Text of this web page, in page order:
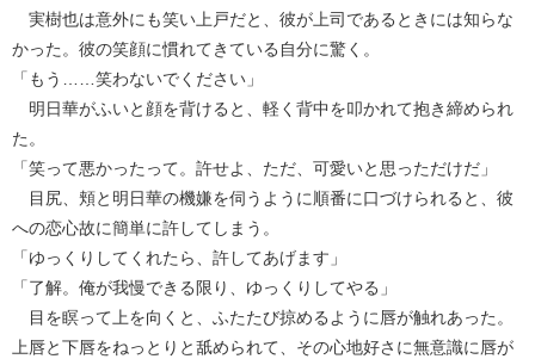
実樹也は意外にも笑い上戸だと、彼が上司であるときには知らな
かった。彼の笑顔に慣れてきている自分に驚く。
「もう……笑わないでください」
明日華がふいと顔を背けると、軽く背中を叩かれて抱き締められ
た。
「笑って悪かったって。許せよ、ただ、可愛いと思っただけだ」
目尻、頬と明日華の機嫌を伺うように順番に口づけられると、彼
への恋心故に簡単に許してしまう。
「ゆっくりしてくれたら、許してあげます」
「了解。俺が我慢できる限り、ゆっくりしてやる」
目を瞑って上を向くと、ふたたび掠めるように唇が触れあった。
上唇と下唇をねっとりと舐められて、その心地好さに無意識に唇が